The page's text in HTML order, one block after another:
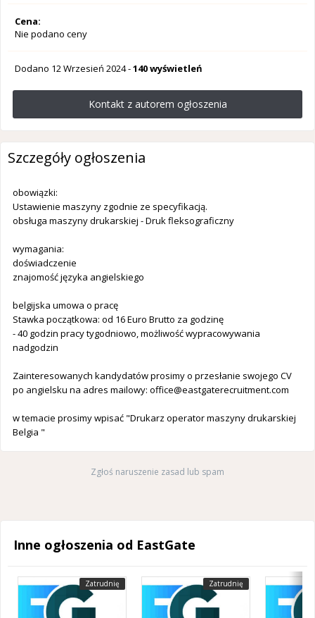
Cena:
Nie podano ceny
Dodano 12 Wrzesień 2024-140 wyświetleń
Kontakt z autorem ogłoszenia
Szczegóły ogłoszenia
obowiązki:
Ustawienie maszyny zgodnie ze specyfikacją.
obsługa maszyny drukarskiej - Druk fleksograficzny
wymagania:
doświadczenie
znajomość języka angielskiego
belgijska umowa o pracę
Stawka początkowa: od 16 Euro Brutto za godzinę
- 40 godzin pracy tygodniowo, możliwość wypracowywania
nadgodzin
Zainteresowanych kandydatów prosimy o przesłanie swojego CV
po angielsku na adres mailowy: office@eastgaterecruitment.com
w temacie prosimy wpisać "Drukarz operator maszyny drukarskiej
Belgia "
Zgłoś naruszenie zasad lub spam
Inne ogłoszenia od EastGate
Zatrudnię Zatrudnię